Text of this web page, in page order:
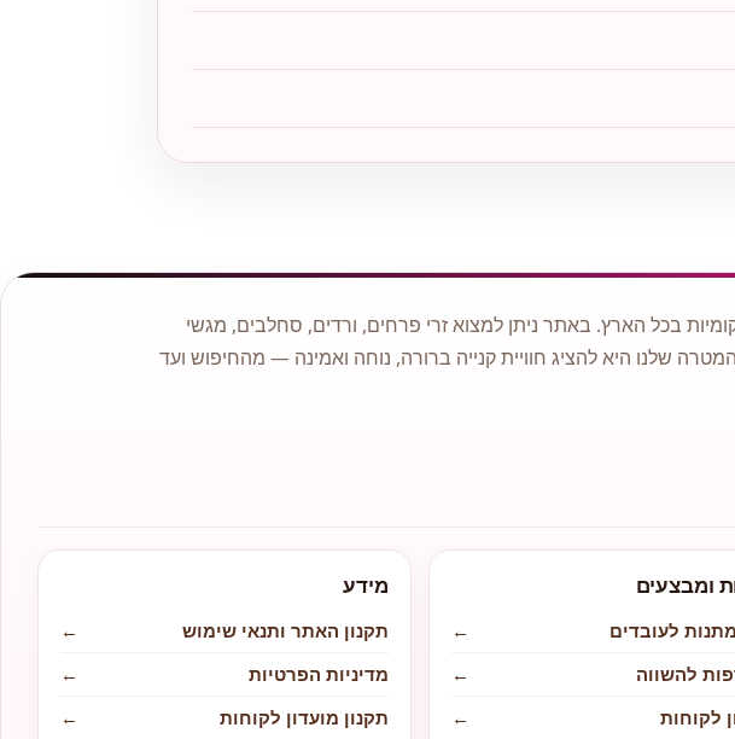
בכל הארץ. באתר ניתן למצוא זרי פרחים, ורדים, סחלבים, מגשי
שלנו היא להציג חוויית קנייה ברורה, נוחה ואמינה — מהחיפוש ועד
ומבצעים
לעובדים
←
להשווה
←
לקוחות
←
מידע
תקנון האתר ותנאי שימוש
←
מדיניות הפרטיות
←
תקנון מועדון לקוחות
←